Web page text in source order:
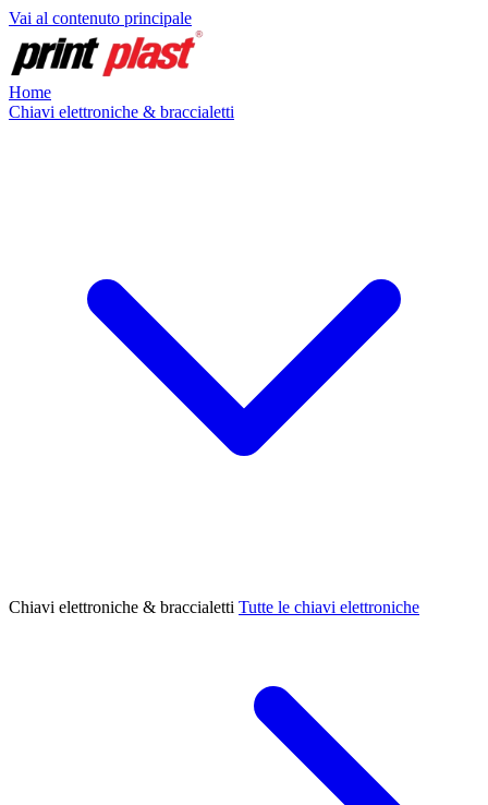
Vai al contenuto principale
Home
Chiavi elettroniche & braccialetti
Chiavi elettroniche & braccialetti Tutte le chiavi elettroniche